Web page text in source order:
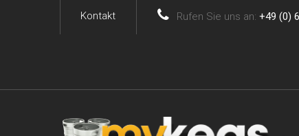
Kontakt Rufen Sie uns an: +49 (0)